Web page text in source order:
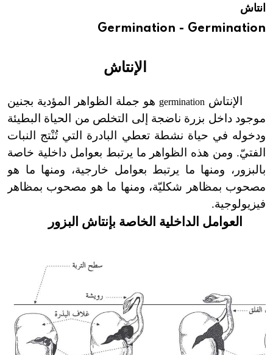
انتاش
Germination - Germination
الإنتاش
الإنتاش germination هو جملة الظواهر المؤدية بجنين
موجود داخل بزرة ناضجة إلى التخلص من الحياة البطيئة
ودخوله في حياة نشطة تعطي البادرة التي تُنْتج النبات
الفتيّ. ومن هذه الظواهر ما يرتبط بعوامل داخلية خاصة
بالبزور، ومنها ما يرتبط بعوامل خارجية، ومنها ما هو
مصحوب بمظاهر شكليّة، ومنها ما هو مصحوب بمظاهر
فيزيولوجية.
العوامل الداخلية الخاصة بإنتاش البزور